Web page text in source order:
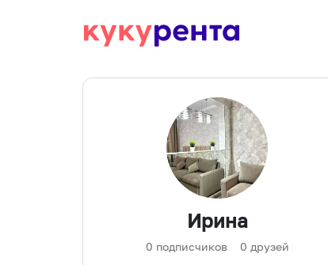
Ирина
0 подписчиков 0 друзей